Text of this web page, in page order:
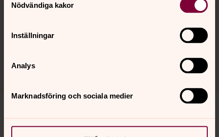
Nödvändiga kakor
Inställningar
Analys
Marknadsföring och sociala medier